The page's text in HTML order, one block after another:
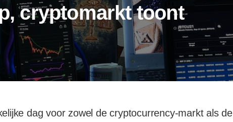
cryptomarkt toont
dag voor zowel de cryptocurrency-markt als de